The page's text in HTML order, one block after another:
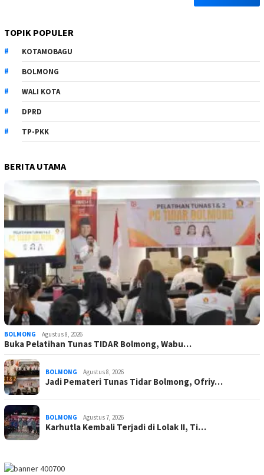
TOPIK POPULER
KOTAMOBAGU
BOLMONG
WALI KOTA
DPRD
TP-PKK
BERITA UTAMA
BOLMONG Agustus 8, 2026
Buka Pelatihan Tunas TIDAR Bolmong, Wabu…
BOLMONG Agustus 8, 2026
Jadi Pemateri Tunas Tidar Bolmong, Ofriy…
BOLMONG Agustus 7, 2026
Karhutla Kembali Terjadi di Lolak II, Ti…